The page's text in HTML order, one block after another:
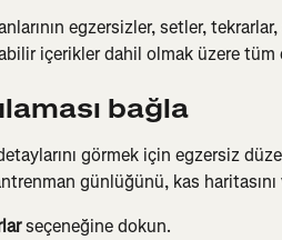
egzersizler, setler, tekrarlar,
içerikler dahil olmak üzere tüm
bağla
görmek için egzersiz
günlüğünü, kas
seçeneğine dokun.